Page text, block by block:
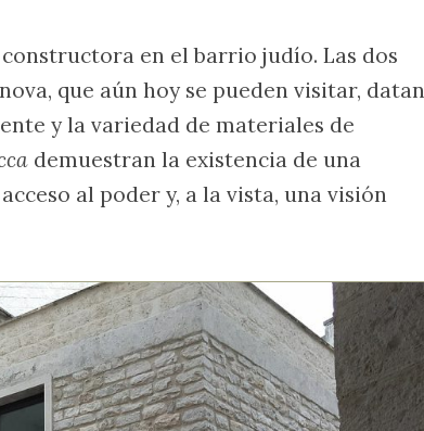
en el barrio judío. Las dos
que aún hoy se pueden visitar, datan
y la variedad de materiales de
demuestran la existencia de una
al poder y, a la vista, una visión